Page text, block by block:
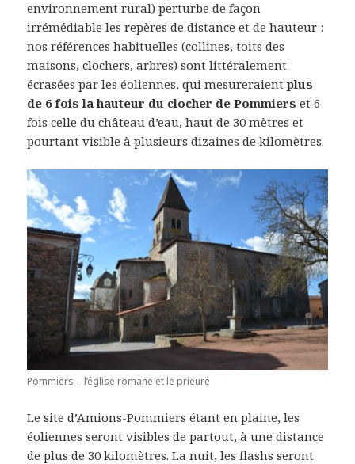
environnement rural) perturbe de façon
irrémédiable les repères de distance et de hauteur :
nos références habituelles (collines, toits des
maisons, clochers, arbres) sont littéralement
écrasées par les éoliennes, qui mesureraientplus
de 6 fois la hauteur du clocher de Pommierset 6
fois celle du château d’eau, haut de 30 mètres et
pourtant visible à plusieurs dizaines de kilomètres.
Pommiers – l’église romane et le prieuré
Le site d’Amions-Pommiers étant en plaine, les
éoliennes seront visibles de partout, à une distance
de plus de 30 kilomètres. La nuit, les flashs seront